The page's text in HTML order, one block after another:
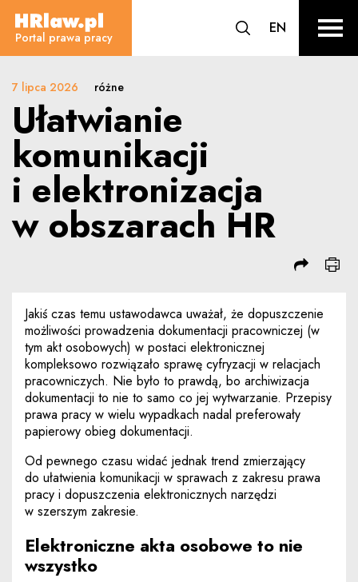
Ułatwianie komunikacji i
HRLaw.pl
Portal prawa pracy przejdź do
EN CHANGE
sr
7 lipca 2026 różne
Ułatwianie
komunikacji
i elektronizacja
w obszarach HR
Jakiś czas temu ustawodawca uważał, że dopuszczenie
możliwości prowadzenia dokumentacji pracowniczej (w
tym akt osobowych) w postaci elektronicznej
kompleksowo rozwiązało sprawę cyfryzacji w relacjach
pracowniczych. Nie było to prawdą, bo archiwizacja
dokumentacji to nie to samo co jej wytwarzanie. Przepisy
prawa pracy w wielu wypadkach nadal preferowały
papierowy obieg dokumentacji.
Od pewnego czasu widać jednak trend zmierzający
do ułatwienia komunikacji w sprawach z zakresu prawa
pracy i dopuszczenia elektronicznych narzędzi
w szerszym zakresie.
Elektroniczne akta osobowe to nie
wszystko